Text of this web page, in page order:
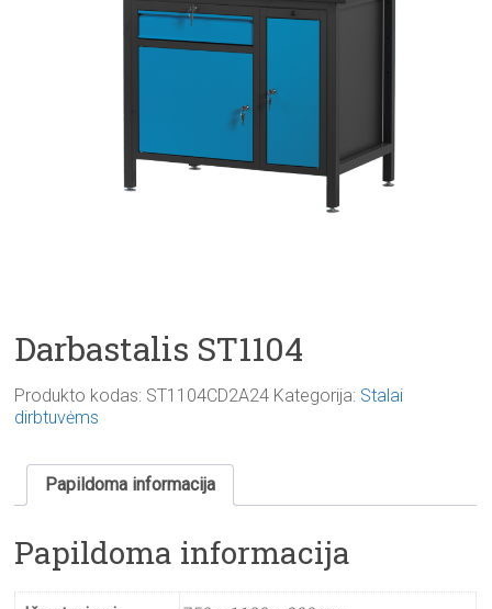
Darbastalis ST1104
Produkto kodas: ST1104CD2A24 Kategorija: Stalai
dirbtuvėms
Papildoma informacija
Papildoma informacija